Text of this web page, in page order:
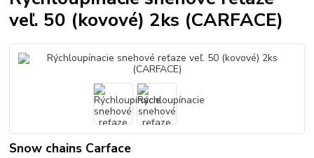
veľ. 50 (kovové) 2ks (CARFACE)
Snow chains Carface